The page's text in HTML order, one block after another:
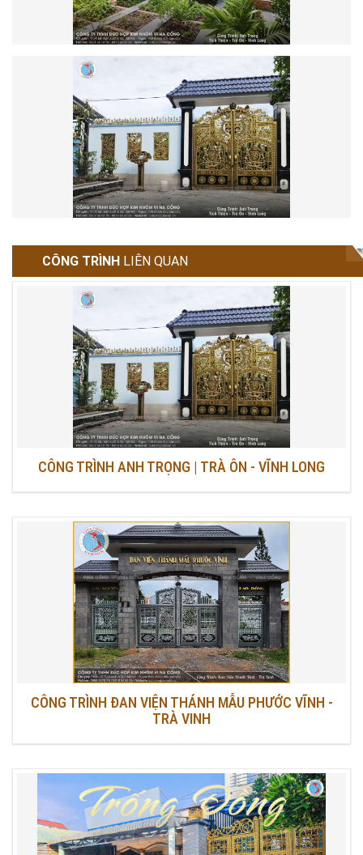
CÔNG TRÌNH LIÊN QUAN
CÔNG TRÌNH ANH TRỌNG | TRÀ ÔN - VĨNH LONG
CÔNG TRÌNH ĐAN VIỆN THÁNH MẪU PHƯỚC VĨNH -
TRÀ VINH